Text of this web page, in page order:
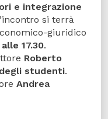
e integrazione
si terrà
giuridico
17.30.
Roberto
studenti.
Andrea